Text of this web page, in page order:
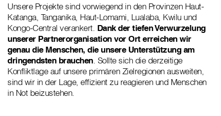
Unsere Projekte sind vorwiegend in den Provinzen Haut-
Katanga, Tanganika, Haut-Lomami, Lualaba, Kwilu und
Kongo-Central verankert. Dank der tiefen Verwurzelung
unserer Partnerorganisation vor Ort erreichen wir
genau die Menschen, die unsere Unterstützung am
dringendsten brauchen. Sollte sich die derzeitige
Konfliktlage auf unsere primären Zielregionen ausweiten,
sind wir in der Lage, effizient zu reagieren und Menschen
in Not beizustehen.